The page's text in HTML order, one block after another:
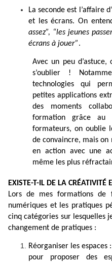
La seconde est l’affaire
et les écrans. On
assez”, “les jeunes
écrans à jouer”.
Avec un peu
s’oublier !
technologies qui
petites applications
des moments
formation grâce au
formateurs, on oublie
de convaincre, mais
en action avec une
même les plus
EXISTE-T-IL DE LA
Lors de mes formations de
numériques et les pratiques
cinq catégories sur lesquelles
changement de pratiques :
Réorganiser les
pour proposer des